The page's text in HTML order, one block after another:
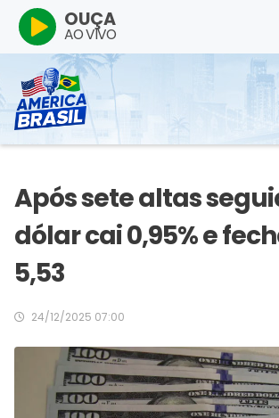
OUÇA
AO VIVO
Após sete altas
dólar cai 0,95% e
5,53
24/12/2025 07:00